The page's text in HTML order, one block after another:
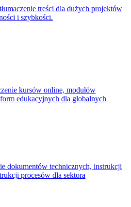
treści dla dużych projektów
i szybkości.
kursów online, modułów
edukacyjnych dla globalnych
dokumentów technicznych, instrukcji
procesów dla sektora